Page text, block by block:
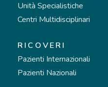
Unità Specialistiche
Centri Multidisciplinari
RICOVERI
Pazienti Internazionali
Pazienti Nazionali